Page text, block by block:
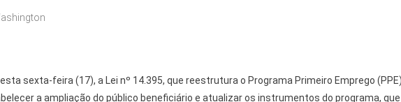
sexta-feira (17), a Lei nº 14.395, que reestrutura o Programa Primeiro Emprego
a ampliação do público beneficiário e atualizar os instrumentos do programa, que